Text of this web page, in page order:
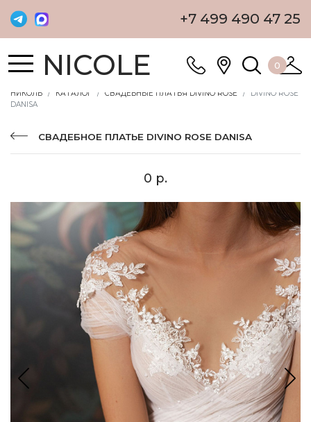
+7 499 490 47 25
NICOLE 0
НИКОЛЬ КАТАЛОГ СВАДЕБНЫЕ ПЛАТЬЯ DIVINO ROSE
DIVINO ROSE
DANISA
СВАДЕБНОЕ ПЛАТЬЕ DIVINO ROSE DANISA
0 р.